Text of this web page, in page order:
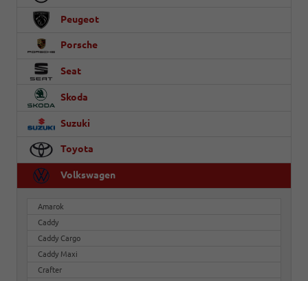
Peugeot
Porsche
Seat
Skoda
Suzuki
Toyota
Volkswagen
Amarok
Caddy
Caddy Cargo
Caddy Maxi
Crafter